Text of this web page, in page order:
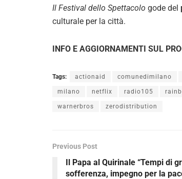
Il Festival dello Spettacolo gode del
culturale per la città.
INFO E AGGIORNAMENTI SUL
Tags: actionaid comunedimilano
milano netflix radio105
warnerbros zerodistribution
Previous Post
Il Papa al Quirinale “Tempi di
sofferenza, impegno per la